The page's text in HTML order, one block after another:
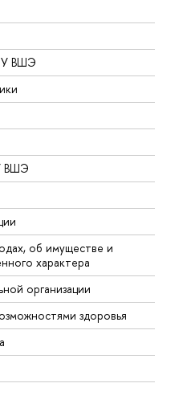
ВШЭ
ВШЭ
об имуществе и
характера
организации
здоровья